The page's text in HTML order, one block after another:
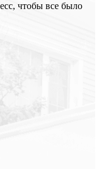
чтобы все было